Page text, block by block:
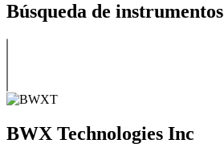
Búsqueda de instrumentos
BWX Technologies Inc